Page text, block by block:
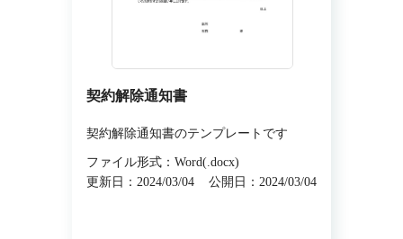
契約解除通知書
契約解除通知書のテンプレートです
ファイル形式：Word(.docx)
更新日：2024/03/04
公開日：2024/03/04